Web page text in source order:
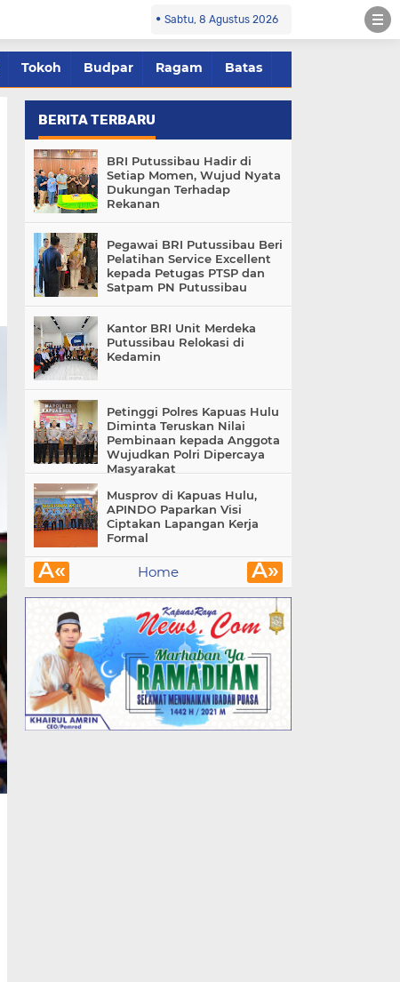
Sabtu, 8 Agustus 2026
Tokoh Budpar Ragam Batas
BERITA TERBARU
BRI Putussibau Hadir di
Setiap Momen, Wujud Nyata
Dukungan Terhadap
Rekanan
Pegawai BRI Putussibau Beri
Pelatihan Service Excellent
kepada Petugas PTSP dan
Satpam PN Putussibau
Kantor BRI Unit Merdeka
Putussibau Relokasi di
Kedamin
Petinggi Polres Kapuas Hulu
Diminta Teruskan Nilai
Pembinaan kepada Anggota
Wujudkan Polri Dipercaya
Masyarakat
Musprov di Kapuas Hulu,
APINDO Paparkan Visi
Ciptakan Lapangan Kerja
Formal
Â« Â»
Home